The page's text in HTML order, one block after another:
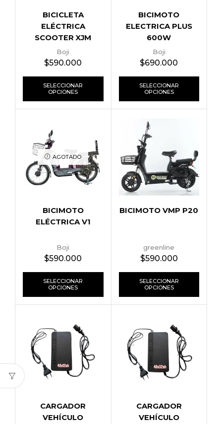
BICICLETA
ELÉCTRICA
SCOOTER XJM
ARO14
Boji
$590.000
SELECCIONAR
OPCIONES
BICIMOTO
ELECTRICA PLUS
600W
Boji
$690.000
SELECCIONAR
OPCIONES
AGOTADO
BICIMOTO
ELÉCTRICA V1
Boji
$590.000
SELECCIONAR
OPCIONES
BICIMOTO VMP P20
greenline
$590.000
SELECCIONAR
OPCIONES
CARGADOR
VEHÍCULO
CARGADOR
VEHÍCULO